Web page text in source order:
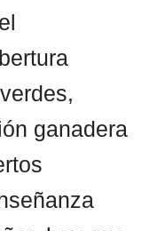
ganadera